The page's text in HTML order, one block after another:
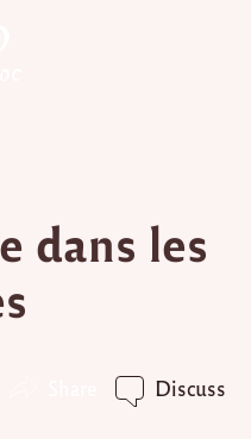
dans les
Discuss